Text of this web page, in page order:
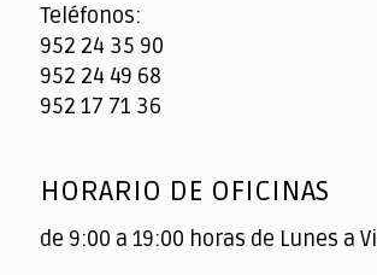
Teléfonos:
952 24 35 90
952 24 49 68
952 17 71 36
HORARIO DE OFICINAS
de 9:00 a 19:00 horas de Lunes a